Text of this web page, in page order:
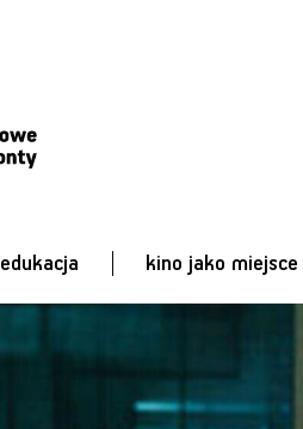
edukacja kino jako miejsce